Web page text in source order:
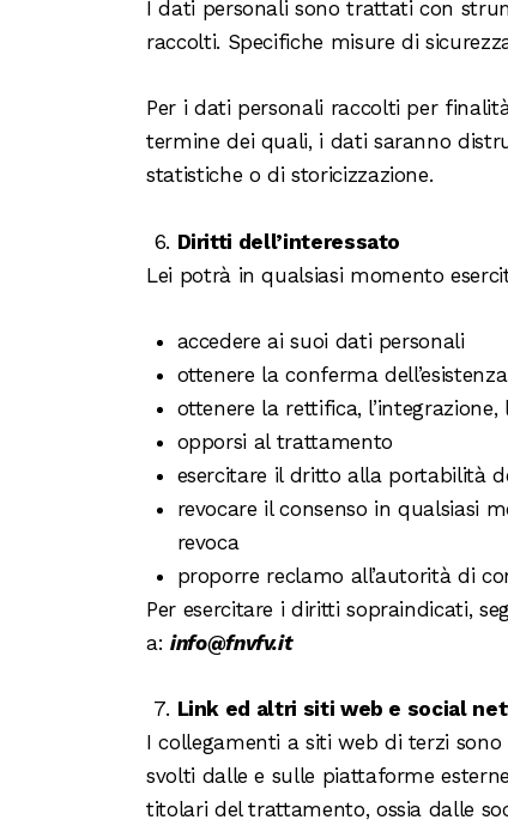
I dati personali sono trattati con
raccolti. Specifiche misure di
Per i dati personali raccolti per
termine dei quali, i dati saranno
statistiche o di storicizzazione.
Diritti dell’interessato
Lei potrà in qualsiasi momento
accedere ai suoi dati personali
ottenere la conferma
ottenere la rettifica,
opporsi al trattamento
esercitare il dritto alla portabilità
revocare il consenso in qualsiasi
revoca
proporre reclamo all’autorità di
Per esercitare i diritti sopraindicati,
a: info@fnvfv.it
Link ed altri siti web e social
I collegamenti a siti web di terzi
svolti dalle e sulle piattaforme
titolari del trattamento, ossia dalle